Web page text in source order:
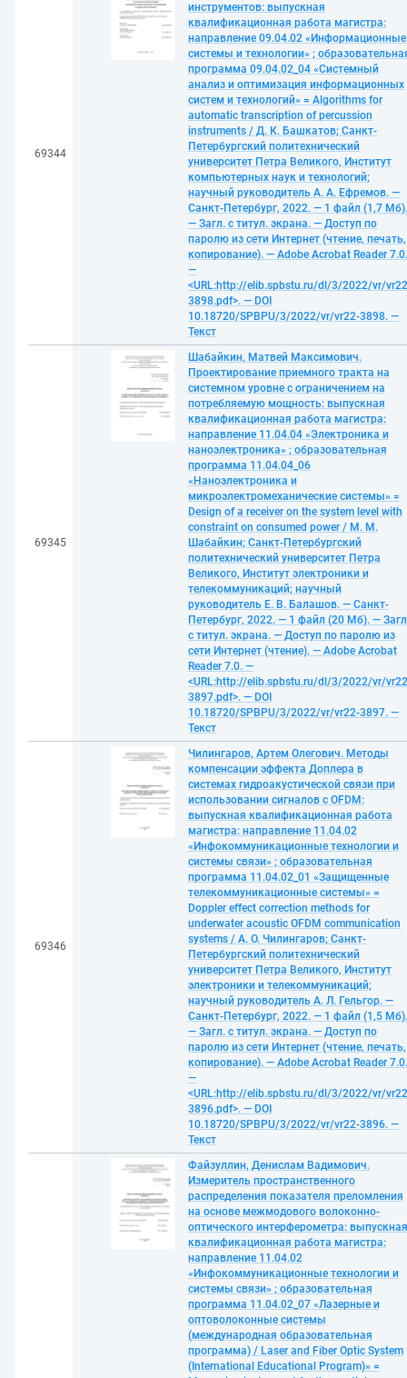
69344
инструментов: выпускная
квалификационная работа магистра:
направление 09.04.02 «Информационные
системы и технологии» ;
программа 09.04.02_04 «Системный
анализ и оптимизация информационных
систем и технологий» = Algorithms for
automatic transcription of percussion
instruments / Д. К. Башкатов; Санкт-
Петербургский политехнический
университет Петра Великого, Институт
компьютерных наук и технологий;
научный руководитель А. А. Ефремов. —
Санкт-Петербург, 2022. — 1 файл (1,7 Мб).
— Загл. с титул. экрана. — Доступ по
паролю из сети Интернет (чтение, печать,
копирование). — Adobe Acrobat Reader 7.0.
—
<URL:http://elib.spbstu.ru/dl/3/2022/vr/
3898.pdf>. — DOI
10.18720/SPBPU/3/2022/vr/vr22-3898. —
Текст
69345
Шабайкин, Матвей Максимович.
Проектирование приемного тракта на
системном уровне с ограничением на
потребляемую мощность: выпускная
квалификационная работа магистра:
направление 11.04.04 «Электроника и
наноэлектроника» ; образовательная
программа 11.04.04_06
«Наноэлектроника и
микроэлектромеханические системы» =
Design of a receiver on the system level with
constraint on consumed power / М. М.
Шабайкин; Санкт-Петербургский
политехнический университет Петра
Великого, Институт электроники и
телекоммуникаций; научный
руководитель Е. В. Балашов. — Санкт-
Петербург, 2022. — 1 файл (20 Мб). —
с титул. экрана. — Доступ по паролю из
сети Интернет (чтение). — Adobe Acrobat
Reader 7.0. —
<URL:http://elib.spbstu.ru/dl/3/2022/vr/
3897.pdf>. — DOI
10.18720/SPBPU/3/2022/vr/vr22-3897. —
Текст
69346
Чилингаров, Артем Олегович. Методы
компенсации эффекта Доплера в
системах гидроакустической связи при
использовании сигналов с OFDM:
выпускная квалификационная работа
магистра: направление 11.04.02
«Инфокоммуникационные технологии и
системы связи» ; образовательная
программа 11.04.02_01 «Защищенные
телекоммуникационные системы» =
Doppler effect correction methods for
underwater acoustic OFDM communication
systems / А. О. Чилингаров; Санкт-
Петербургский политехнический
университет Петра Великого, Институт
электроники и телекоммуникаций;
научный руководитель А. Л. Гельгор. —
Санкт-Петербург, 2022. — 1 файл (1,5 Мб).
— Загл. с титул. экрана. — Доступ по
паролю из сети Интернет (чтение, печать,
копирование). — Adobe Acrobat Reader 7.0.
—
<URL:http://elib.spbstu.ru/dl/3/2022/vr/
3896.pdf>. — DOI
10.18720/SPBPU/3/2022/vr/vr22-3896. —
Текст
Файзуллин, Денислам Вадимович.
Измеритель пространственного
распределения показателя преломления
на основе межмодового волоконно-
оптического интерферометра: выпускная
квалификационная работа магистра:
направление 11.04.02
«Инфокоммуникационные технологии и
системы связи» ; образовательная
программа 11.04.02_07 «Лазерные и
оптоволоконные системы
(международная образовательная
программа) / Laser and Fiber Optic System
(International Educational Program)» =